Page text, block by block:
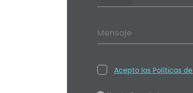
Mensaje
Acepto las Políticas